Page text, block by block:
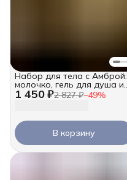
1 450 ₽2 827 ₽−49%
Набор для тела с Амброй:
молочко, гель для душа и
масло для массажа
В корзину